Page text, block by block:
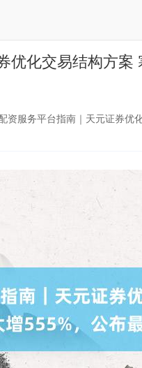
优化交易结构方
资服务平台指南｜天元证券优